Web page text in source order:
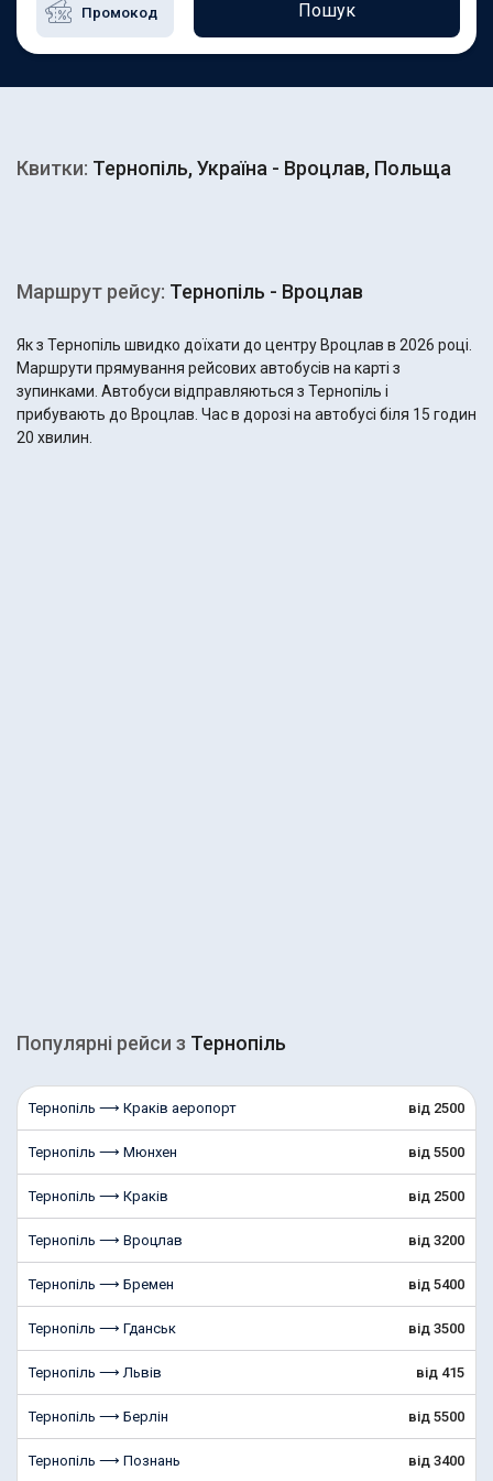
Пошук
Квитки: Тернопіль, Україна - Вроцлав, Польща
Маршрут рейсу: Тернопіль - Вроцлав
Як з Тернопіль швидко доїхати до центру Вроцлав в 2026 році.
Маршрути прямування рейсових автобусів на карті з
зупинками. Автобуси відправляються з Тернопіль і
прибувають до Вроцлав. Час в дорозі на автобусі біля 15 годин
20 хвилин.
Популярні рейcи з Тернопіль
Тернопіль ⟶ Краків аеропорт від 2500
Тернопіль ⟶ Мюнхен від 5500
Тернопіль ⟶ Краків від 2500
Тернопіль ⟶ Вроцлав від 3200
Тернопіль ⟶ Бремен від 5400
Тернопіль ⟶ Гданськ від 3500
Тернопіль ⟶ Львів від 415
Тернопіль ⟶ Берлін від 5500
Тернопіль ⟶ Познань від 3400